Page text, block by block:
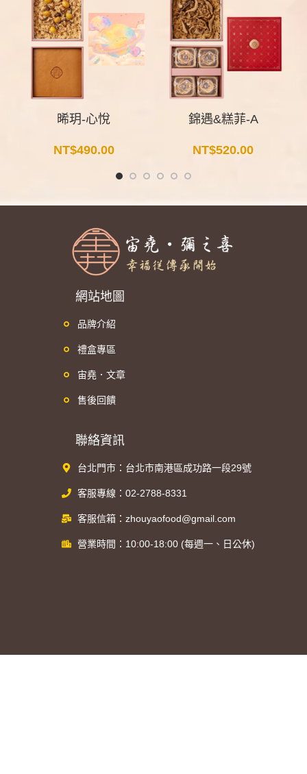
晞玥-心悅
NT$490.00
錦遇&糕菲-A
NT$520.00
網站地圖
品牌介紹
禮盒專區
宙堯．文章
售後回饋
聯絡資訊
台北門市：台北市南港區成功路一段29號
客服專線：02-2788-8331
客服信箱：zhouyaofood@gmail.com
營業時間：10:00-18:00 (每週一、日公休)